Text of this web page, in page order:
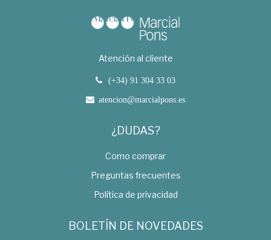
Atención al cliente
(+34) 91 304 33 03
atencion@marcialpons.es
¿DUDAS?
Como comprar
Preguntas frecuentes
Política de privacidad
BOLETÍN DE NOVEDADES